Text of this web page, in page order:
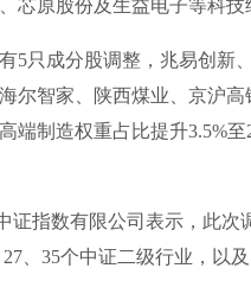
芯原股份及生益电子等科技
只成分股调整，兆易创新
尔智家、陕西煤业、京沪
端制造权重占比提升3.5%至
指数有限公司表示，此次
、35个中证二级行业，以